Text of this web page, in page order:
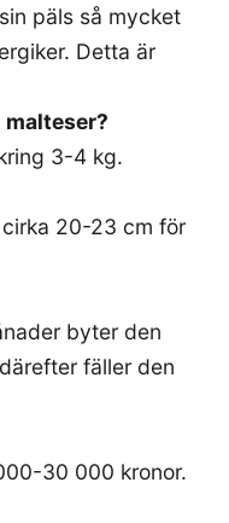
päls så mycket
Detta är
3-4 kg.
20-23 cm för
byter den
fäller den
30 000 kronor.